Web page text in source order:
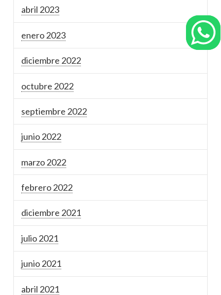
abril 2023
enero 2023
diciembre 2022
octubre 2022
septiembre 2022
junio 2022
marzo 2022
febrero 2022
diciembre 2021
julio 2021
junio 2021
abril 2021